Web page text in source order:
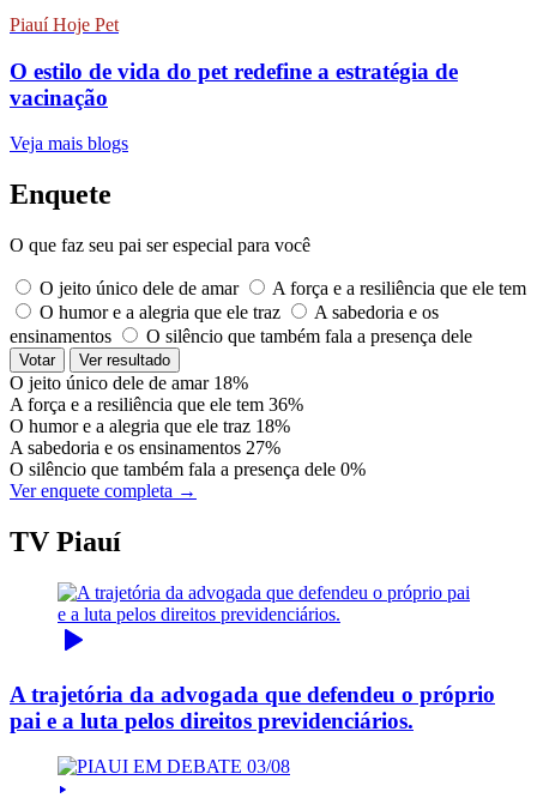
Piauí Hoje Pet
O estilo de vida do pet redefine a estratégia de
vacinação
Veja mais blogs
Enquete
O que faz seu pai ser especial para você
O jeito único dele de amar
A força e a resiliência que ele tem
O humor e a alegria que ele traz
A sabedoria e os
ensinamentos
O silêncio que também fala a presença dele
Votar Ver resultado
O jeito único dele de amar 18%
A força e a resiliência que ele tem 36%
O humor e a alegria que ele traz 18%
A sabedoria e os ensinamentos 27%
O silêncio que também fala a presença dele 0%
Ver enquete completa →
TV Piauí
A trajetória da advogada que defendeu o próprio
pai e a luta pelos direitos previdenciários.